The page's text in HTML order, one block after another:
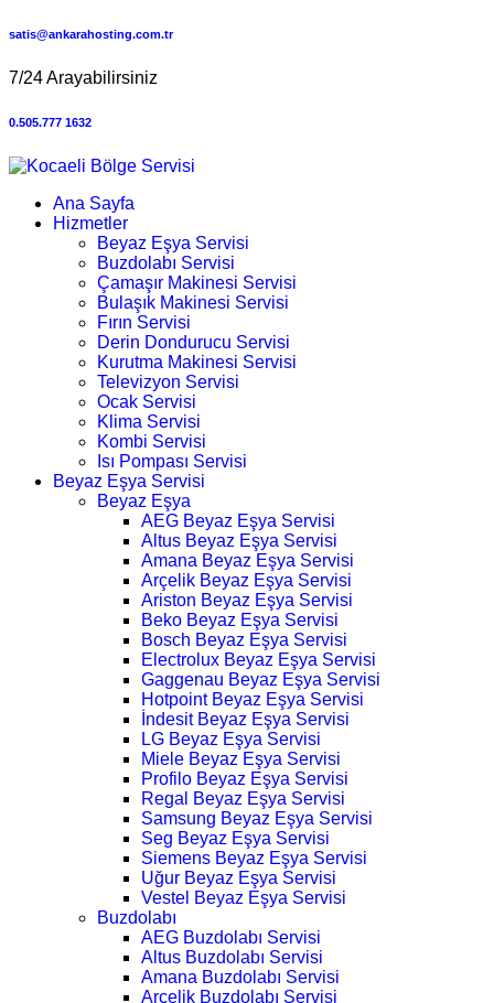
satis@ankarahosting.com.tr
7/24 Arayabilirsiniz
0.505.777 1632
Ana Sayfa
Hizmetler
Beyaz Eşya Servisi
Buzdolabı Servisi
Çamaşır Makinesi Servisi
Bulaşık Makinesi Servisi
Fırın Servisi
Derin Dondurucu Servisi
Kurutma Makinesi Servisi
Televizyon Servisi
Ocak Servisi
Klima Servisi
Kombi Servisi
Isı Pompası Servisi
Beyaz Eşya Servisi
Beyaz Eşya
AEG Beyaz Eşya Servisi
Altus Beyaz Eşya Servisi
Amana Beyaz Eşya Servisi
Arçelik Beyaz Eşya Servisi
Ariston Beyaz Eşya Servisi
Beko Beyaz Eşya Servisi
Bosch Beyaz Eşya Servisi
Electrolux Beyaz Eşya Servisi
Gaggenau Beyaz Eşya Servisi
Hotpoint Beyaz Eşya Servisi
İndesit Beyaz Eşya Servisi
LG Beyaz Eşya Servisi
Miele Beyaz Eşya Servisi
Profilo Beyaz Eşya Servisi
Regal Beyaz Eşya Servisi
Samsung Beyaz Eşya Servisi
Seg Beyaz Eşya Servisi
Siemens Beyaz Eşya Servisi
Uğur Beyaz Eşya Servisi
Vestel Beyaz Eşya Servisi
Buzdolabı
AEG Buzdolabı Servisi
Altus Buzdolabı Servisi
Amana Buzdolabı Servisi
Arçelik Buzdolabı Servisi